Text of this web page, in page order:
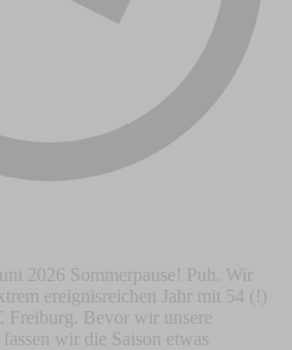
2026 Sommerpause! Puh. Wir
ereignisreichen Jahr mit 54 (!)
Freiburg. Bevor wir unsere
wir die Saison etwas